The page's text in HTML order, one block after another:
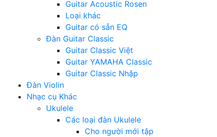
Guitar Acoustic Rosen
Loại khác
Guitar có sẵn EQ
Đàn Guitar Classic
Guitar Classic Việt
Guitar YAMAHA Classic
Guitar Classic Nhập
Đàn Violin
Nhạc cụ Khác
Ukulele
Các loại đàn Ukulele
Cho người mới tập